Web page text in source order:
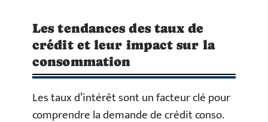
Les tendances des taux de
crédit et leur impact sur la
consommation
Les taux d’intérêt sont un facteur clé pour
comprendre la demande de crédit conso.